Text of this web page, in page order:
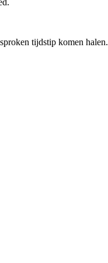
tijdstip komen halen.